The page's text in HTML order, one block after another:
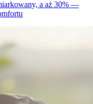
a aż 30% —